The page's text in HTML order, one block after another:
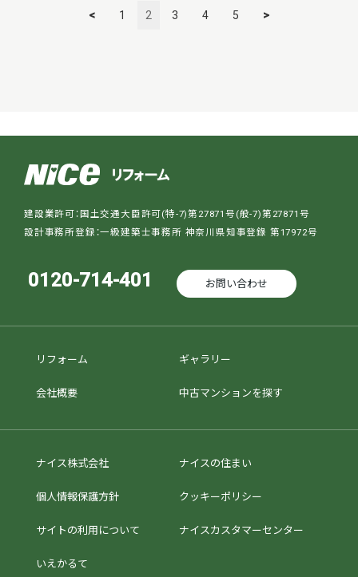
< 1 2 3 4 5 >
建設業許可：国土交通大臣許可(特-7)第27871号(般-7)第27871号
設計事務所登録：一級建築士事務所 神奈川県知事登錄 第17972号
0120-714-401 お問い合わせ
リフォーム ギャラリー
会社概要 中古マンションを探す
ナイス株式会社 ナイスの住まい
個人情報保護方針 クッキーポリシー
サイトの利用について ナイスカスタマーセンター
いえかるて